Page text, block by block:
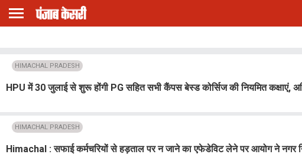
HIMACHAL PRADESH
HPU में 30 जुलाई से शुरू होंगी PG सहित सभी कैंपस बेस्ड कोर्सिज की नियमित कक्षाएं,
HIMACHAL PRADESH
Himachal : सफाई कर्मचरियों से हड़ताल पर न जाने का एफेडेविट लेने पर आयोग ने नगर